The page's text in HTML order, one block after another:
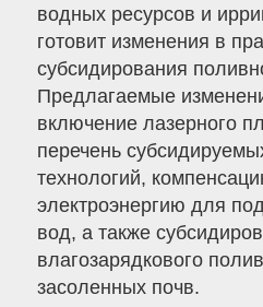
водных ресурсов и
готовит изменения в
субсидирования
Предлагаемые
включение лазерного
перечень
технологий,
электроэнергию для
вод, а также
влагозарядкового
засоленных почв.